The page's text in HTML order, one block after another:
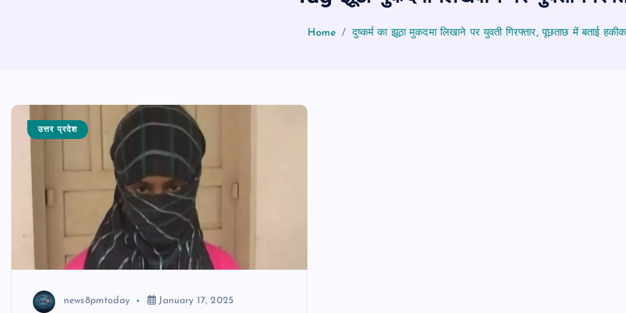
Home दुष्कर्म का झूठा मुकदमा लिखाने पर युवती गिरफ्तार, पूछताछ में बताई
उत्तर प्रदेश
news8pmtoday January 17, 2025